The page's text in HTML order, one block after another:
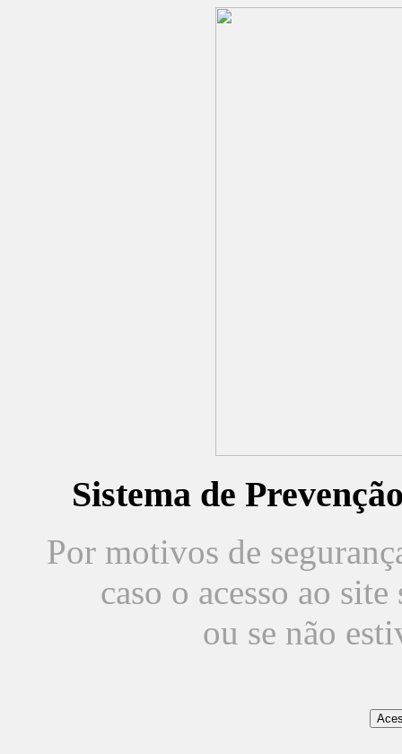
Sistema de
Por motivos de
caso o acesso ao
ou se não